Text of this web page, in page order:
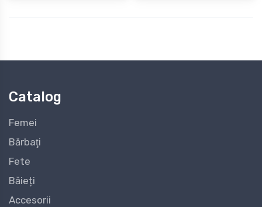
Catalog
Femei
Bărbaţi
Fete
Băieți
Accesorii